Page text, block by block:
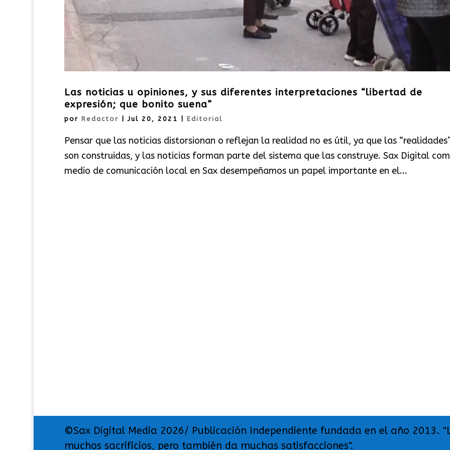
Las noticias u opiniones, y sus diferentes interpretaciones “libertad de
expresión; que bonito suena”
por Redactor |Jul 20, 2021 Editorial
Pensar que las noticias distorsionan o reflejan la realidad no es útil, ya que las
son construidas, y las noticias forman parte del sistema que las construye. Sax Digital
medio de comunicación local en Sax desempeñamos un papel importante en el...
©Sax Digital Media 2026/ Publicación Independiente fundada en el año 2013.
muchos sacrificios, pero también da muchas satisfacciones".